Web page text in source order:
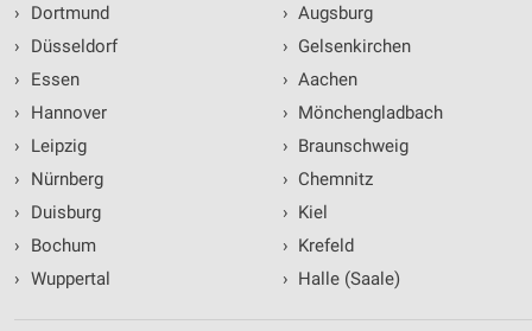
›
Dortmund
›
Düsseldorf
›
Essen
›
Hannover
›
Leipzig
›
Nürnberg
›
Duisburg
›
Bochum
› Wuppertal
› Augsburg
› Gelsenkirchen
› Aachen
› Mönchengladbach
› Braunschweig
› Chemnitz
› Kiel
› Krefeld
› Halle (Saale)